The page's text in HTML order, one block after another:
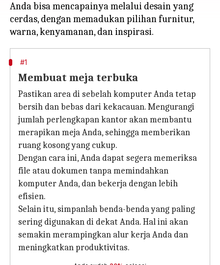
Anda bisa mencapainya melalui desain yang
cerdas, dengan memadukan pilihan furnitur,
#1
Membuat meja terbuka
Pastikan area di sebelah komputer Anda tetap
bersih dan bebas dari kekacauan. Mengurangi
jumlah perlengkapan kantor akan membantu
merapikan meja Anda, sehingga memberikan
ruang kosong yang cukup.
Dengan cara ini, Anda dapat segera memeriksa
file atau dokumen tanpa memindahkan
komputer Anda, dan bekerja dengan lebih
efisien.
Selain itu, simpanlah benda-benda yang paling
sering digunakan di dekat Anda. Hal ini akan
semakin merampingkan alur kerja Anda dan
meningkatkan produktivitas.